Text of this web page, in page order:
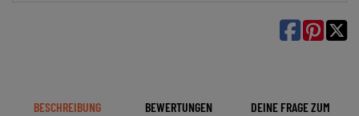

BESCHREIBUNG BEWERTUNGEN
DEINE FRAGE ZUM